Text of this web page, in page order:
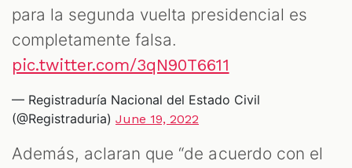
para la segunda vuelta presidencial es
completamente falsa.
pic.twitter.com/3qN90T6611
— Registraduría Nacional del Estado Civil
(@Registraduria) June 19, 2022
Además, aclaran que “de acuerdo con el